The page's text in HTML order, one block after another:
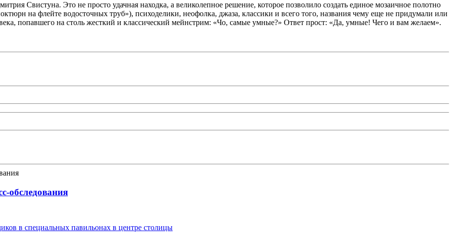
Свистуна. Это не просто удачная находка, а великолепное решение, которое позволило создать единое мозаичное полотно
на флейте водосточных труб»), психоделики, неофолка, джаза, классики и всего того, названия чему еще не придумали или
попавшего на столь жесткий и классический мейнстрим: «Чо, самые умные?» Ответ прост: «Да, умные! Чего и вам желаем».
обследования
в специальных павильонах в центре столицы